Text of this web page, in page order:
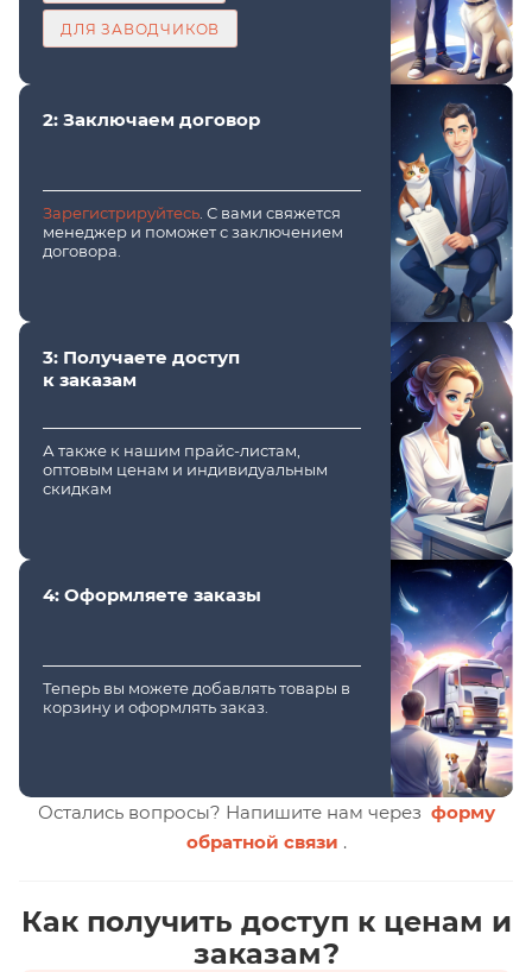
ДЛЯ ЗАВОДЧИКОВ
2: Заключаем договор
Зарегистрируйтесь . С вами свяжется
менеджер и поможет с заключением
договора.
3: Получаете доступ
к заказам
А также к нашим прайс-листам,
оптовым ценам и индивидуальным
скидкам
4: Оформляете заказы
Теперь вы можете добавлять товары в
корзину и оформлять заказ.
Остались вопросы? Напишите нам через форму
обратной связи .
Как получить доступ к ценам и
заказам?